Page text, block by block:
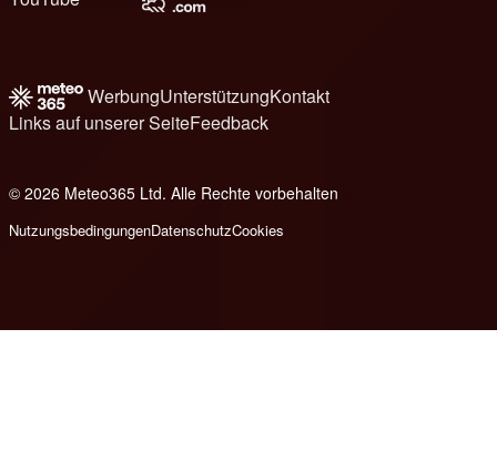
WerbungUnterstützungKontakt
Links auf unserer SeiteFeedback
© 2026 Meteo365 Ltd. Alle Rechte vorbehalten
NutzungsbedingungenDatenschutzCookies